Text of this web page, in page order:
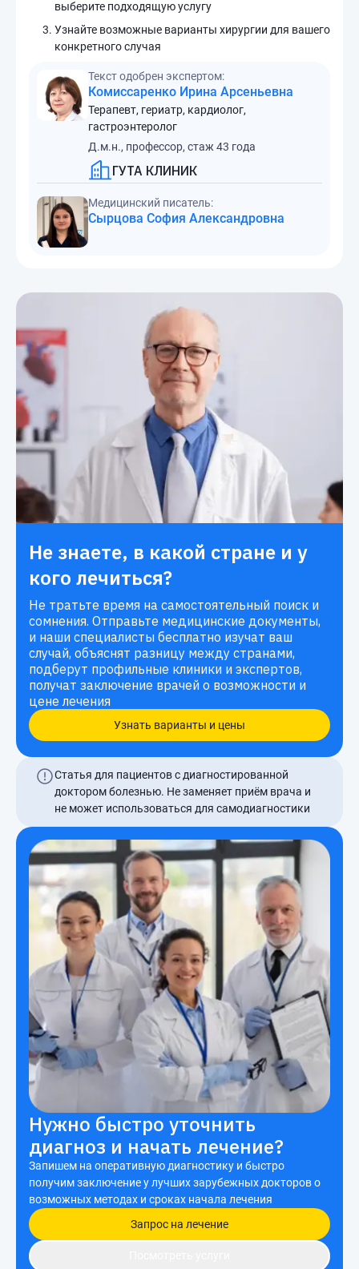
выберите подходящую услугу
Узнайте возможные варианты хирургии для вашего
конкретного случая
Текст одобрен экспертом:
Комиссаренко Ирина Арсеньевна
Терапевт, гериатр, кардиолог,
гастроэнтеролог
Д.м.н., профессор, стаж 43 года
ГУТА КЛИНИК
Медицинский писатель:
Сырцова София Александровна
Не знаете, в какой стране и у
кого лечиться?
Не тратьте время на самостоятельный поиск и
сомнения. Отправьте медицинские документы,
и наши специалисты бесплатно изучат ваш
случай, объяснят разницу между странами,
подберут профильные клиники и экспертов,
получат заключение врачей о возможности и
цене лечения
Узнать варианты и цены
Статья для пациентов с диагностированной
доктором болезнью. Не заменяет приём врача и
не может использоваться для самодиагностики
Нужно быстро уточнить
диагноз и начать лечение?
Запишем на оперативную диагностику и быстро
получим заключение у лучших зарубежных докторов о
возможных методах и сроках начала лечения
Запрос на лечение